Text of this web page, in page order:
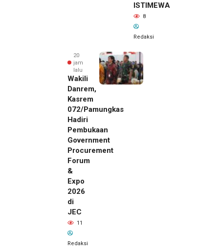
ISTIMEWA
8
Redaksi
20
jam
lalu
Wakili
Danrem,
Kasrem
072/Pamungkas
Hadiri
Pembukaan
Government
Procurement
Forum
&
Expo
2026
di
JEC
11
Redaksi
20 jam lalu
SMSI Eks
Karesidenan
Pati